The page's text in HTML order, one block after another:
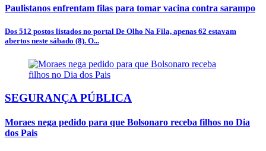
Paulistanos enfrentam filas para tomar vacina contra sarampo
Dos 512 postos listados no portal De Olho Na Fila, apenas 62 estavam
abertos neste sábado (8). O...
SEGURANÇA PÚBLICA
Moraes nega pedido para que Bolsonaro receba filhos no Dia
dos Pais